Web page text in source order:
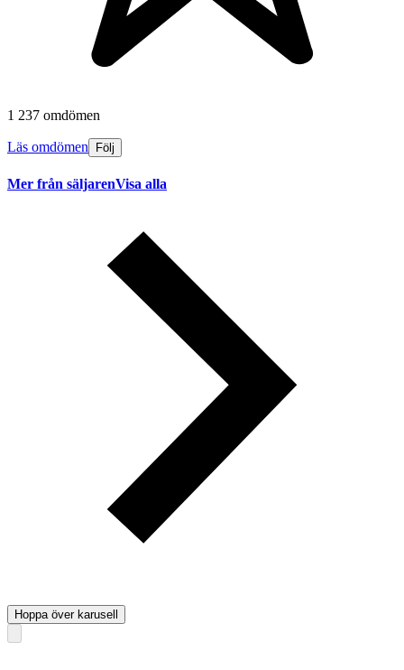
1 237 omdömen
Läs omdömen Följ
Mer från säljarenVisa alla
Hoppa över karusell